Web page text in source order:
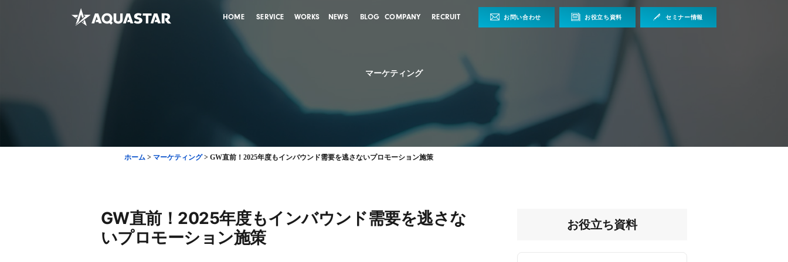
HOME SERVICE WORKS NEWS BLOG COMPANY RECRUIT お問い合わせ お役立ち資料 セミナー情報
マーケティング
ホーム > マーケティング> GW直前！2025年度もインバウンド需要を逃さないプロモーション施策
GW直前！2025年度もインバウンド需要を逃さな
いプロモーション施策
お役立ち資料